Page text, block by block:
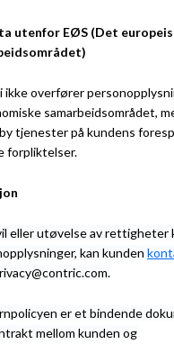
utenfor EØS (Det
ikke overfører
samarbeidsområdet,
tjenester på kundens
forpliktelser.
eller utøvelse av
kan kunden
er et bindende
mellom kunden og